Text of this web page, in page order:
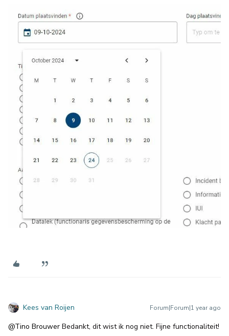
Kees van Roijen Forum|Forum|1 year ago
@Tino Brouwer Bedankt, dit wist ik nog niet. Fijne functionaliteit!